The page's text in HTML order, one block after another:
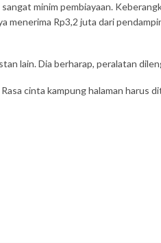
minim pembiayaan.
menerima Rp3,2 juta dari
lain. Dia berharap, peralatan
cinta kampung halaman harus